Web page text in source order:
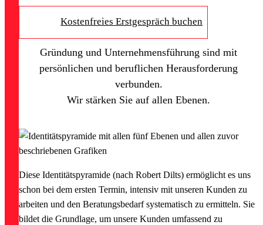
Kostenfreies Erstgespräch buchen
Gründung und Unternehmensführung sind mit
persönlichen und beruflichen Herausforderung
verbunden.
Wir stärken Sie auf allen Ebenen.
Diese Identitätspyramide (nach Robert Dilts) ermöglicht es uns
schon bei dem ersten Termin, intensiv mit unseren Kunden zu
arbeiten und den Beratungsbedarf systematisch zu ermitteln. Sie
bildet die Grundlage, um unsere Kunden umfassend zu